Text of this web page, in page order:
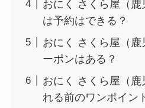
おにく さくら屋（
は予約はできる？
おにく さくら屋（鹿
ーポンはある？
おにく さくら屋（
れる前のワンポイン